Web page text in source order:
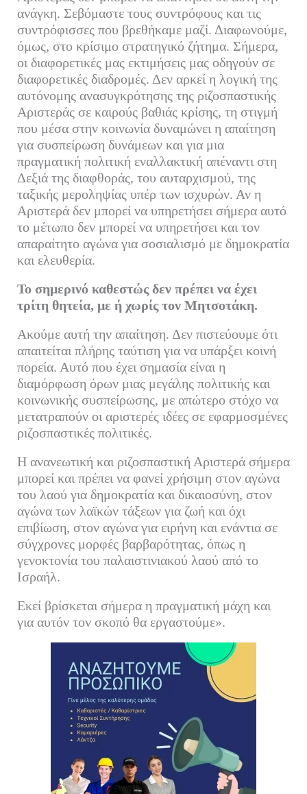
ανάγκη. Σεβόμαστε τους συντρόφους και τις
συντρόφισσες που βρεθήκαμε μαζί. Διαφωνούμε,
όμως, στο κρίσιμο στρατηγικό ζήτημα. Σήμερα,
οι διαφορετικές μας εκτιμήσεις μας οδηγούν σε
διαφορετικές διαδρομές. Δεν αρκεί η λογική της
αυτόνομης ανασυγκρότησης της ριζοσπαστικής
Αριστεράς σε καιρούς βαθιάς κρίσης, τη στιγμή
που μέσα στην κοινωνία δυναμώνει η απαίτηση
για συσπείρωση δυνάμεων και για μια
πραγματική πολιτική εναλλακτική απέναντι στη
Δεξιά της διαφθοράς, του αυταρχισμού, της
ταξικής μεροληψίας υπέρ των ισχυρών. Αν η
Αριστερά δεν μπορεί να υπηρετήσει σήμερα αυτό
το μέτωπο δεν μπορεί να υπηρετήσει και τον
απαραίτητο αγώνα για σοσιαλισμό με δημοκρατία
και ελευθερία.
Το σημερινό καθεστώς δεν πρέπει να έχει
τρίτη θητεία, με ή χωρίς τον Μητσοτάκη.
Ακούμε αυτή την απαίτηση. Δεν πιστεύουμε ότι
απαιτείται πλήρης ταύτιση για να υπάρξει κοινή
πορεία. Αυτό που έχει σημασία είναι η
διαμόρφωση όρων μιας μεγάλης πολιτικής και
κοινωνικής συσπείρωσης, με απώτερο στόχο να
μετατραπούν οι αριστερές ιδέες σε εφαρμοσμένες
ριζοσπαστικές πολιτικές.
Η ανανεωτική και ριζοσπαστική Αριστερά σήμερα
μπορεί και πρέπει να φανεί χρήσιμη στον αγώνα
του λαού για δημοκρατία και δικαιοσύνη, στον
αγώνα των λαϊκών τάξεων για ζωή και όχι
επιβίωση, στον αγώνα για ειρήνη και ενάντια σε
σύγχρονες μορφές βαρβαρότητας, όπως η
γενοκτονία του παλαιστινιακού λαού από το
Ισραήλ.
Εκεί βρίσκεται σήμερα η πραγματική μάχη και
για αυτόν τον σκοπό θα εργαστούμε».